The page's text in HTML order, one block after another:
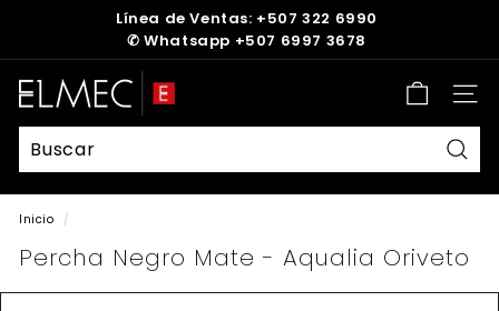
diapositivas
pausa
Línea de Ventas: +507 322 6990
✆ Whatsapp +507 6997 3678
E
L
M
E
C
Inicio /
Percha Negro Mate - Aqualia Oriveto